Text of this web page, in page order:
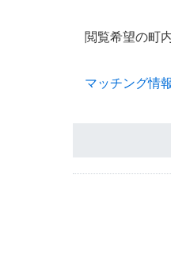
閲覧希望の町
マッチング情